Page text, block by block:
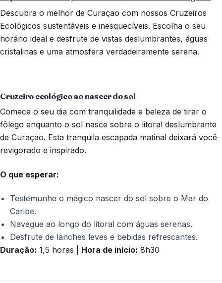
Descubra o melhor de Curaçao com nossos Cruzeiros
Ecológicos sustentáveis e inesquecíveis. Escolha o seu
horário ideal e desfrute de vistas deslumbrantes, águas
cristalinas e uma atmosfera verdadeiramente serena.
Cruzeiro ecológico ao nascer do sol
Comece o seu dia com tranquilidade e beleza de tirar o
fôlego enquanto o sol nasce sobre o litoral deslumbrante
de Curaçao. Esta tranquila escapada matinal deixará você
revigorado e inspirado.
O que esperar:
Testemunhe o mágico nascer do sol sobre o Mar do
Caribe.
Navegue ao longo do litoral com águas serenas.
Desfrute de lanches leves e bebidas refrescantes.
Duração: 1,5 horas | Hora de início: 8h30